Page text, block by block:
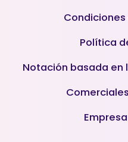
Política
Notación basada en